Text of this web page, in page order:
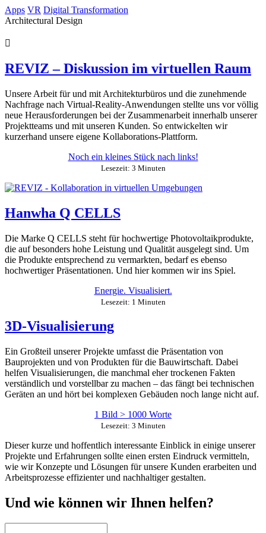
Springe
zum
Apps VR Digital Transformation
Architectural Design
REVIZ – Diskussion im virtuellen Raum
Unsere Arbeit für und mit Architekturbüros und die zunehmende
Nachfrage nach Virtual-Reality-Anwendungen stellte uns vor völlig
neue Herausforderungen bei der Zusammenarbeit innerhalb unserer
Projektteams und mit unseren Kunden. So entwickelten wir
kurzerhand unsere eigene Kollaborations-Plattform.
Noch ein kleines Stück nach links!
Lesezeit: 3 Minuten
Hanwha Q CELLS
Die Marke Q CELLS steht für hochwertige Photovoltaikprodukte,
die auf besonders hohe Leistung und Qualität ausgelegt sind. Um
die Produkte entsprechend zu vermarkten, bedarf es ebenso
hochwertiger Präsentationen. Und hier kommen wir ins Spiel.
Energie. Visualisiert.
Lesezeit: 1 Minuten
3D-Visualisierung
Ein Großteil unserer Projekte umfasst die Präsentation von
Bauprojekten und von Produkten für die Bauwirtschaft. Dabei
helfen Visualisierungen, die manchmal eher trockenen Fakten
verständlich und vorstellbar zu machen – das fängt bei technischen
Geräten an und hört bei komplexen Gebäuden noch lange nicht auf.
1 Bild > 1000 Worte
Lesezeit: 3 Minuten
Dieser kurze und hoffentlich interessante Einblick in einige unserer
Projekte und Erfahrungen sollte einen ersten Eindruck vermitteln,
wie wir Konzepte und Lösungen für unsere Kunden erarbeiten und
Arbeitsprozesse effizienter und nachhaltiger gestalten.
Und wie können wir Ihnen helfen?